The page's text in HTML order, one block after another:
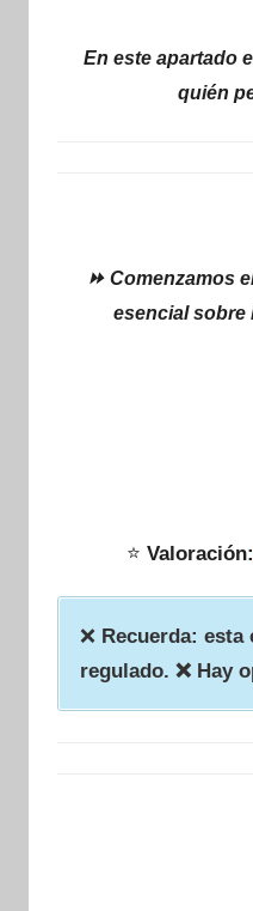
En este apartado
quién
⏩ Comenzamos
esencial sobre
⭐ Valoración:
❌ Recuerda:
regulado. ❌ Hay